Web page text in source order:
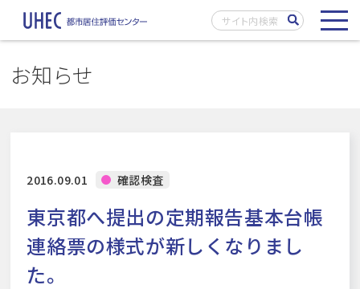
お知らせ
2016.09.01 確認検査
東京都へ提出の定期報告基本台帳
連絡票の様式が新しくなりまし
た。